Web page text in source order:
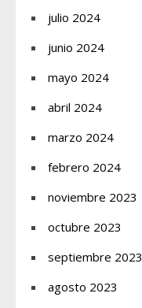
julio 2024
junio 2024
mayo 2024
abril 2024
marzo 2024
febrero 2024
noviembre 2023
octubre 2023
septiembre 2023
agosto 2023